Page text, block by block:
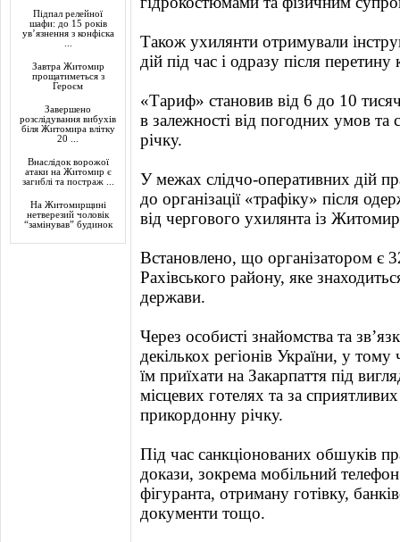
Підпал релейної
шафи: до 15 років
ув’язнення з конфіска
Завтра Житомир
прощатиметься з
Героєм
Завершено
розслідування вибухів
біля Житомира влітку
20 ...
Внаслідок ворожої
атаки на Житомир є
загиблі та постраж ...
На Житомирщині
нетверезий чоловік
“замінував” будинок
Також ухилянти отримували
дій під час і одразу після перетину
«Тариф» становив від 6 до 10
в залежності від погодних умов та
річку.
У межах слідчо-оперативних дій
до організації «трафіку» після
від чергового ухилянта із
Встановлено, що організатором є
Рахівського району, яке
держави.
Через особисті знайомства та
декількох регіонів України, у
їм приїхати на Закарпаття під
місцевих готелях та за
прикордонну річку.
Під час санкціонованих обшуків
докази, зокрема мобільний
фігуранта, отриману готівку,
документи тощо.